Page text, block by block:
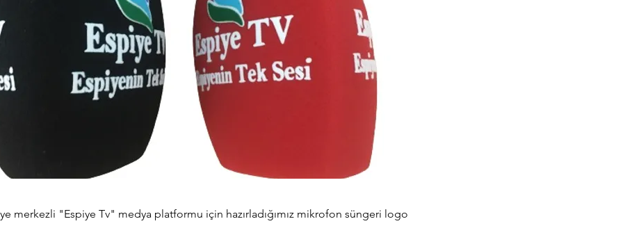
merkezli "Espiye Tv" medya platformu için hazırladığımız mikrofon süngeri logo